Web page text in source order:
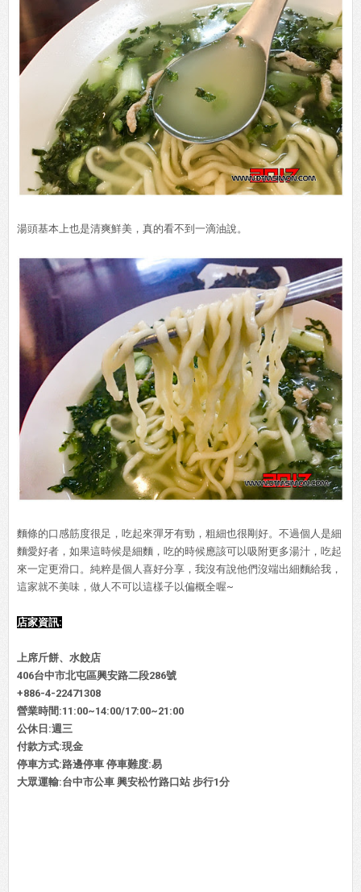
湯頭基本上也是清爽鮮美，真的看不到一滴油說。
麵條的口感筋度很足，吃起來彈牙有勁，粗細也很剛好。不過個人是細
麵愛好者，如果這時候是細麵，吃的時候應該可以吸附更多湯汁，吃起
來一定更滑口。純粹是個人喜好分享，我沒有說他們沒端出細麵給我，
這家就不美味，做人不可以這樣子以偏概全喔~
店家資訊:
上席斤餅、水餃店
406台中市北屯區興安路二段286號
+886-4-22471308
營業時間:11:00~14:00/17:00~21:00
公休日:週三
付款方式:現金
停車方式:路邊停車 停車難度:易
大眾運輸:台中市公車 興安松竹路口站 步行1分